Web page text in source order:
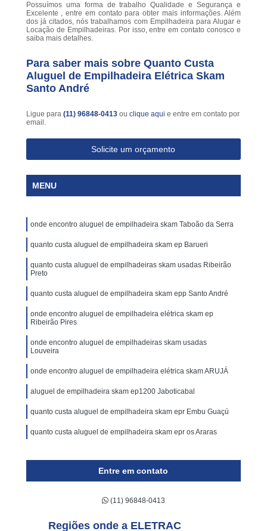
Possuímos uma forma de trabalho Qualidade e Segurança e
Excelente , entre em contato para obter mais informações. Além
dos já citados, nós trabalhamos com Empilhadeira para Alugar e
Locação de Empilhadeiras. Por isso, entre em contato conosco e
saiba mais detalhes.
Para saber mais sobre Quanto Custa
Aluguel de Empilhadeira Elétrica Skam
Santo André
Ligue para (11) 96848-0413 ou clique aqui e entre em contato por
email.
Solicite um orçamento
MENU
onde encontro aluguel de empilhadeira skam Taboão da Serra
quanto custa aluguel de empilhadeira skam ep Barueri
quanto custa aluguel de empilhadeiras skam usadas Ribeirão
Preto
quanto custa aluguel de empilhadeira skam epp Santo André
onde encontro aluguel de empilhadeira elétrica skam ep
Ribeirão Pires
onde encontro aluguel de empilhadeiras skam usadas
Louveira
onde encontro aluguel de empilhadeira elétrica skam ARUJÁ
aluguel de empilhadeira skam ep1200 Jaboticabal
quanto custa aluguel de empilhadeira skam epr Embu Guaçú
quanto custa aluguel de empilhadeira skam epr os Araras
Entre em contato
(11) 96848-0413
Regiões onde a ELETRAC